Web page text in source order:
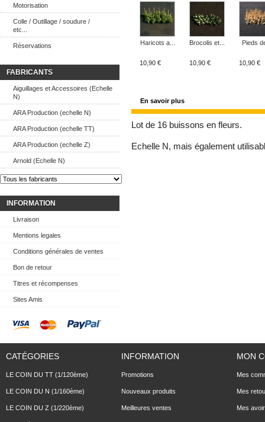
Motorisation
Colle / Outillage / soudure /
etc...
Réservations
FABRICANTS
Aiguillages et Accessoires (Echelle
N)
ARA Production (echelle N)
ARA Production (echelle TT)
ARA Production (echelle Z)
Arnold (Echelle N)
INFORMATION
Livraison
Mentions legales
Conditions générales de ventes
Bon de retour
Titres et récompenses
Sites Amis
Haricots a...
10,90 €
Brocolis et...
10,90 €
Pieds
10,90 €
En savoir plus
Lot de 16 buissons en fleurs.
Echelle N, mais également
CATÉGORIES
LE COIN DU TT (1/120ème)
LE COIN DU N (1/160ème)
LE COIN DU Z (1/220ème)
INFORMATION
Promotions
Nouveaux produits
Meilleures ventes
MON
Mes
Mes
Mes